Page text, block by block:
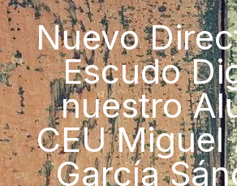
Nuevo
Escudo
nuestro
CEU Miguel
García